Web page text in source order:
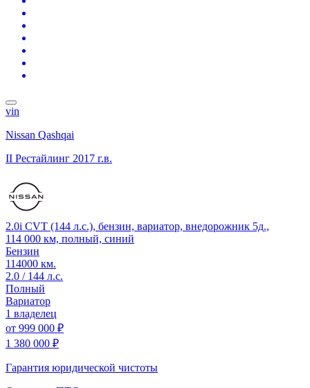
vin
Nissan Qashqai
II Рестайлинг 2017 г.в.
2.0i CVT (144 л.с.), бензин, вариатор, внедорожник 5д.,
114 000 км, полный, синий
Бензин
114000 км.
2.0 / 144 л.с.
Полный
Вариатор
1 владелец
от 999 000 ₽
1 380 000 ₽
Гарантия юридической чистоты